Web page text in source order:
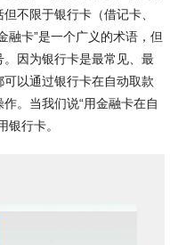
不限于银行卡（借记卡、
融卡”是一个广义的术语，但
因为银行卡是最常见、最
以通过银行卡在自动取款
。当我们说“用金融卡在自
银行卡。